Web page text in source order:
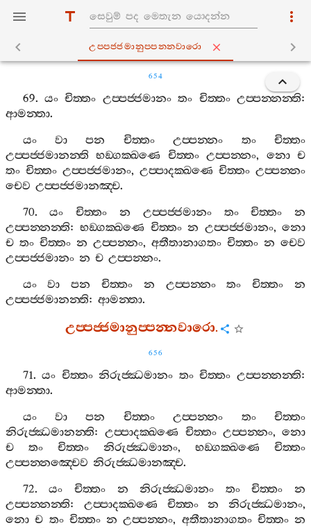
උප‍්පජ‍්ජමානුප‍්පන‍්නවාරො
654
69.යං චිත‍්තං උප‍්පජ‍්ජමානං තං චිත‍්තං උප‍්පන‍්නන‍්ති:
ආමන‍්තා.
යං
වා පන චිත‍්තං උප‍්පන‍්නං තං
චිත‍්තං
උප‍්පජ‍්ජමානන‍්ති
භඞ‍්ගක‍්ඛණෙ චිත‍්තං උප‍්පන‍්නං, නො ච
තං චිත‍්තං උප‍්පජ‍්ජමානං, උප‍්පාදක‍්ඛණෙ චිත‍්තං උප‍්පන‍්නං
චෙව උප‍්පජ‍්ජමානඤ‍්ච.
70.යං චිත‍්තං න උප‍්පජ‍්ජමානං තං චිත‍්තං
න
උප‍්පන‍්නන‍්ති:භඞ‍්ගක‍්ඛණෙ චිත‍්තං න උප‍්පජ‍්ජමානං,නො
ච තං චිත‍්තං න උප‍්පන‍්නං, අතීතානාගතං චිත‍්තං න චෙව
උප‍්පජ‍්ජමානං න ච උප‍්පන‍්නං.
යං
වා පන චිත‍්තං න උප‍්පන‍්නං තං චිත‍්තං
න
උප‍්පජ‍්ජමානන‍්ති: ආමන‍්තා.
උප‍්පජ‍්ජමානුප‍්පන‍්නවාරො.
656
71.යං චිත‍්තං නිරුජ‍්ඣමානං තං චිත‍්තං උප‍්පන‍්නන‍්ති:
ආමන‍්තා.
යං
වා පන චිත‍්තං උප‍්පන‍්නං තං
චිත‍්තං
නිරුජ‍්ඣමානන‍්ති:උප‍්පාදක‍්ඛණෙ චිත‍්තං උප‍්පන‍්නං, නො
ච
තං චිත‍්තං නිරුජ‍්ඣමානං, භඞ‍්ගක‍්ඛණෙ
චිත‍්තං
උප‍්පන‍්නඤ‍්චෙව නිරුජ‍්ඣමානඤ‍්ච.
72.යං චිත‍්තං න නිරුජ‍්ඣමානං තං චිත‍්තං
න
උප‍්පන‍්නන‍්ති: උප‍්පාදක‍්ඛණෙ චිත‍්තං න නිරුජ‍්ඣමානං,
නො ච තං චිත‍්තං න උප‍්පන‍්නං, අතීතානාගතං චිත‍්තං න